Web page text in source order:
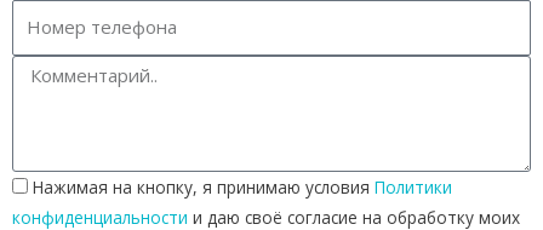
Нажимая на кнопку, я принимаю условия Политики
конфиденциальности и даю своё согласие на обработку моих